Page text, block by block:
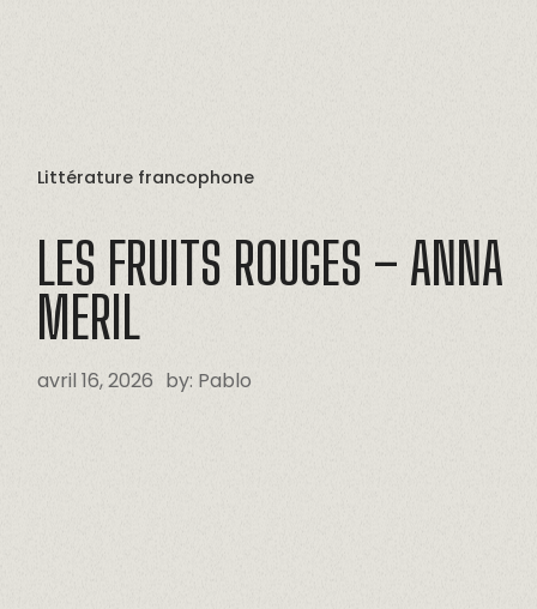
Littérature francophone
LES FRUITS ROUGES – ANNA
MERIL
avril 16, 2026 by: Pablo